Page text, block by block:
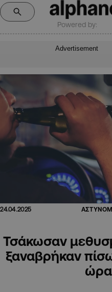
Powered by:
Advertisement
24.04.2025
Τσάκωσαν
ξαναβρήκαν